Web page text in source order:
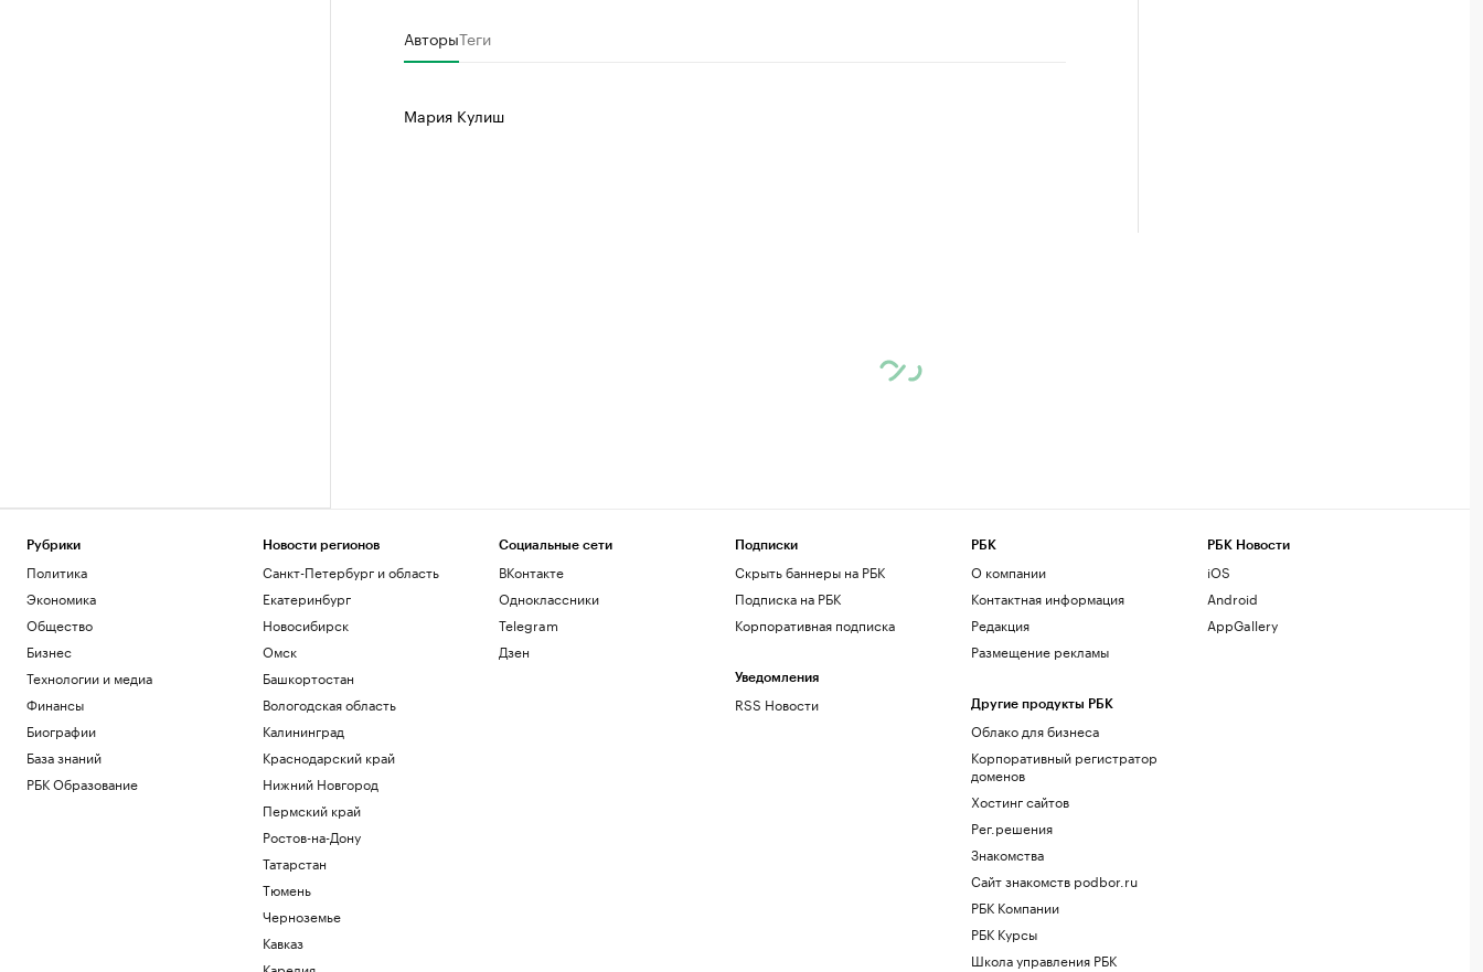
АвторыТеги
Мария Кулиш
Рубрики
Политика
Экономика
Общество
Бизнес
Технологии и медиа
Финансы
Биографии
База знаний
РБК Образование
Новости регионов
Санкт-Петербург и область
Екатеринбург
Новосибирск
Омск
Башкортостан
Вологодская область
Калининград
Краснодарский край
Нижний Новгород
Пермский край
Ростов-на-Дону
Татарстан
Тюмень
Черноземье
Кавказ
Социальные сети
ВКонтакте
Одноклассники
Telegram
Дзен
Подписки
Скрыть баннеры на РБК
Подписка на РБК
Корпоративная подписка
Уведомления
RSS Новости
РБК
О компании
Контактная информация
Редакция
Размещение рекламы
Другие продукты РБК
Облако для бизнеса
Корпоративный регистратор
доменов
Хостинг сайтов
Рег.решения
Знакомства
Сайт знакомств podbor.ru
РБК Компании
РБК Курсы
Школа управления РБК
РБК Новости
iOS
Android
AppGallery